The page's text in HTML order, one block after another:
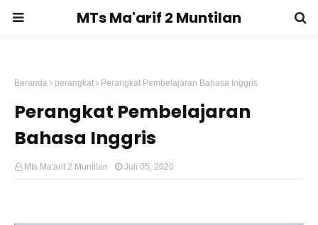
MTs Ma'arif 2 Muntilan
Beranda perangkat Perangkat Pembelajaran Bahasa Inggris
Perangkat Pembelajaran
Bahasa Inggris
Mts Ma'arif 2 Muntilan Juli 05, 2020